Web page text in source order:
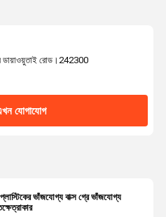
ডায়াওয়ুতাই রোড।242300
যোগাযোগ
ভাঁজযোগ্য বাক্স গ্রে ভাঁজযোগ্য